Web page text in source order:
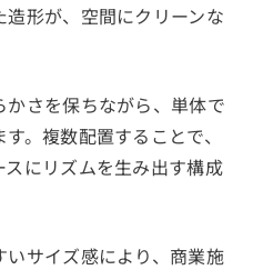
形が、空間にクリーンな
さを保ちながら、単体で
。複数配置することで、
にリズムを生み出す構成
サイズ感により、商業施